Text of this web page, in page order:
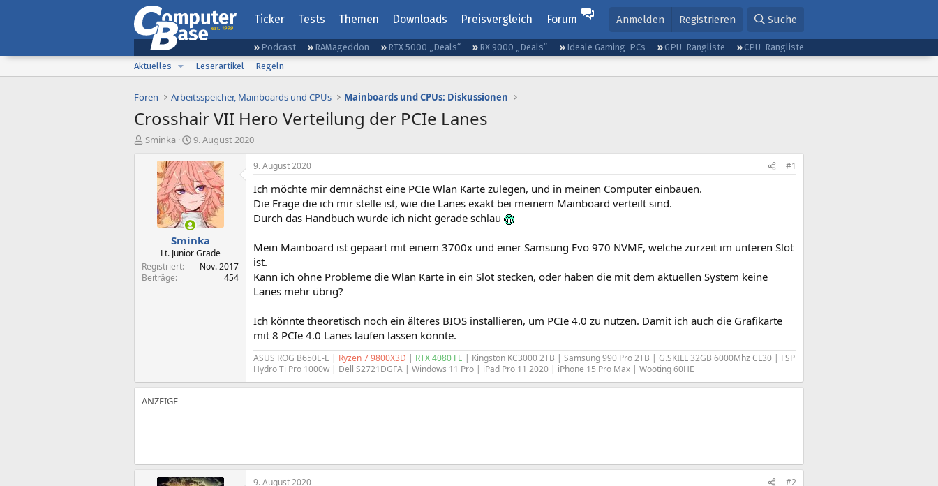
Ticker Tests Themen Downloads Preisvergleich Forum Anmelden Registrieren Suche
Podcast RAMageddon RTX 5000 „Deals“ RX 9000 „Deals“ Ideale Gaming-PCs GPU-Rangliste
CPU-Rangliste
Aktuelles
Leserartikel Regeln
Foren Arbeitsspeicher, Mainboards und CPUs Mainboards und CPUs: Diskussionen
Crosshair VII Hero Verteilung der PCIe Lanes
E
Sminka
E
s
t
e
l
l
t
a
m
9. August 2020
Sminka
Lt. Junior Grade
Registriert
Nov. 2017
Beiträge
454
9. August 2020 #1
Ich möchte mir demnächst eine PCIe Wlan Karte zulegen, und in meinen Computer einbauen.
Die Frage die ich mir stelle ist, wie die Lanes exakt bei meinem Mainboard verteilt sind.
Durch das Handbuch wurde ich nicht gerade schlau
Mein Mainboard ist gepaart mit einem 3700x und einer Samsung Evo 970 NVME, welche zurzeit im unteren Slot
ist.
Kann ich ohne Probleme die Wlan Karte in ein Slot stecken, oder haben die mit dem aktuellen System keine
Lanes mehr übrig?
Ich könnte theoretisch noch ein älteres BIOS installieren, um PCIe 4.0 zu nutzen. Damit ich auch die Grafikarte
mit 8 PCIe 4.0 Lanes laufen lassen könnte.
ASUS ROG B650E-E | Ryzen 7 9800X3D | RTX 4080 FE | Kingston KC3000 2TB | Samsung 990 Pro 2TB | G.SKILL 32GB 6000Mhz CL30 | FSP
Hydro Ti Pro 1000w | Dell S2721DGFA | Windows 11 Pro | iPad Pro 11 2020 | iPhone 15 Pro Max | Wooting 60HE
9. August 2020 #2